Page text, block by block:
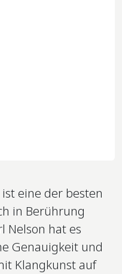
eine der besten
in Berührung
Nelson hat es
Genauigkeit und
Klangkunst auf